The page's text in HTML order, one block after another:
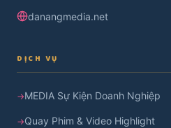
danangmedia.net
DỊCH VỤ
MEDIA Sự Kiện Doanh Nghiệp
Quay Phim & Video Highlight